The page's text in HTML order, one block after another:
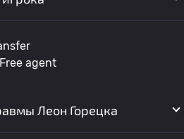
agent
Леон Горецка